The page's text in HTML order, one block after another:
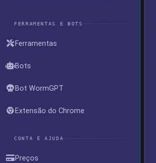
FERRAMENTAS E BOTS
Ferramentas
Bots
Bot WormGPT
Extensão do Chrome
CONTA E AJUDA
Preços